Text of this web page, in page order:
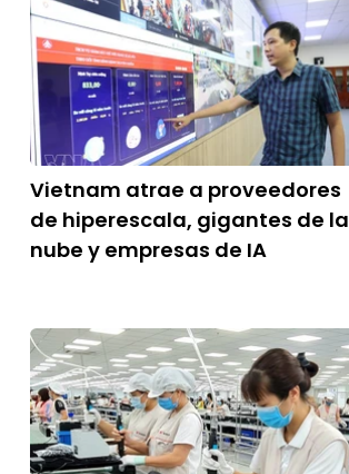
Vietnam atrae a proveedores
de hiperescala, gigantes de la
nube y empresas de IA